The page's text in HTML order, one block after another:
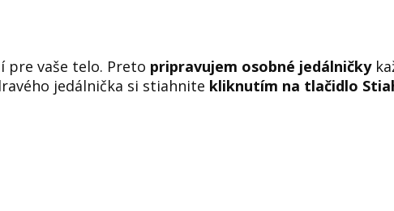
pre vaše telo. Preto pripravujem osobné jedálničky
jedálnička si stiahnite kliknutím na tlačidlo